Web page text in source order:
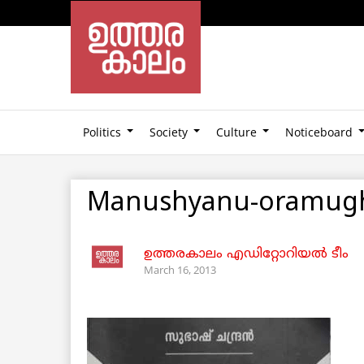
Politics Society Culture Noticeboard
Manushyanu-
ഉത്തരകാലം എഡിറ്റോറിയല്‍ ടീം
March 16, 2013